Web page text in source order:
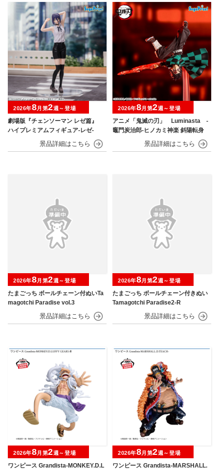
劇場版『チェンソーマン レゼ篇』
ハイプレミアムフィギュア‐レゼ‐
2026年8月第2週～登場
アニメ「鬼滅の刃」 Luminasta ‐
竈門炭治郎‐ヒノカミ神楽 斜陽転身
2026年8月第2週～登場
たまごっち ボールチェーン付ぬいTa
magotchi Paradise vol.3
2026年8月第2週～登場
たまごっち ボールチェーン付きぬい
Tamagotchi Paradise2-R
2026年8月第2週～登場
ワンピース Grandista-MONKEY.D.L
2026年8月第2週～登場
ワンピース Grandista-MARSHALL.
2026年8月第2週～登場